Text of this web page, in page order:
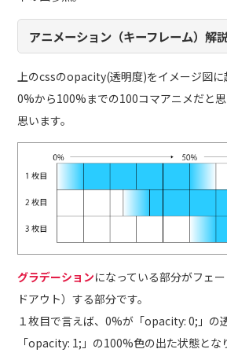
アニメーション（キーフレーム）解
上のcssのopacity(透明度)をイメージ図に
0%から100%までの100コマアニメだと
思います。
グラデーションになっている部分がフェ
ドアウト）する部分です。
１枚目で言えば、0%が「opacity: 0;」の
「opacity: 1;」の100%色の出た状態とな